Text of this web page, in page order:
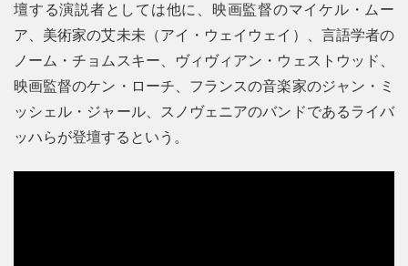
壇する演説者としては他に、映画監督のマイケル・ムー
ア、美術家の艾未未（アイ・ウェイウェイ）、言語学者の
ノーム・チョムスキー、ヴィヴィアン・ウェストウッド、
映画監督のケン・ローチ、フランスの音楽家のジャン・ミ
ッシェル・ジャール、スノヴェニアのバンドであるライバ
ッハらが登壇するという。